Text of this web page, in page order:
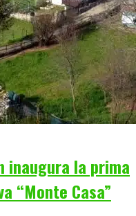
inaugura la prima
“Monte Casa”